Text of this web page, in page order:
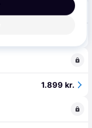
1.899 kr.